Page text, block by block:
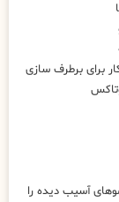
آسیب دیده را